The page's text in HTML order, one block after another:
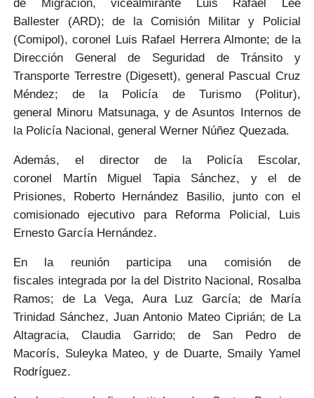
de Migración, vicealmirante
Luis Rafael Lee
Ballester (ARD); de la Comisión Militar y Policial
(Comipol), coronel Luis Rafael Herrera Almonte; de la
Dirección General de Seguridad de Tránsito y
Transporte Terrestre (Digesett), general Pascual Cruz
Méndez; de la Policía de Turismo (Politur),
general Minoru Matsunaga, y de Asuntos Internos de
la Policía Nacional, general Werner Núñez Quezada.
Además, el director de la Policía Escolar,
coronel Martín Miguel Tapia Sánchez, y el de
Prisiones, Roberto Hernández Basilio, junto con el
comisionado ejecutivo para Reforma Policial, Luis
Ernesto García Hernández.
En la reunión participa una comisión de
fiscales integrada por la del Distrito Nacional, Rosalba
Ramos; de La Vega, Aura Luz García; de María
Trinidad Sánchez,Juan Antonio Mateo Ciprián; de La
Altagracia,Claudia Garrido; de San Pedro de
Macorís, Suleyka Mateo, y de Duarte, Smaily Yamel
Rodríguez.